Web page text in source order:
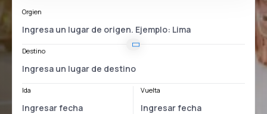
Orgien
Destino
Ida Vuelta